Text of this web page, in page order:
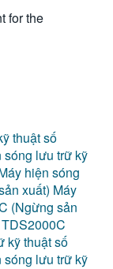
for the
thuật số
sóng lưu trữ kỹ
hiện sóng
xuất) Máy
(Ngừng sản
kỹ thuật số
sóng lưu trữ kỹ